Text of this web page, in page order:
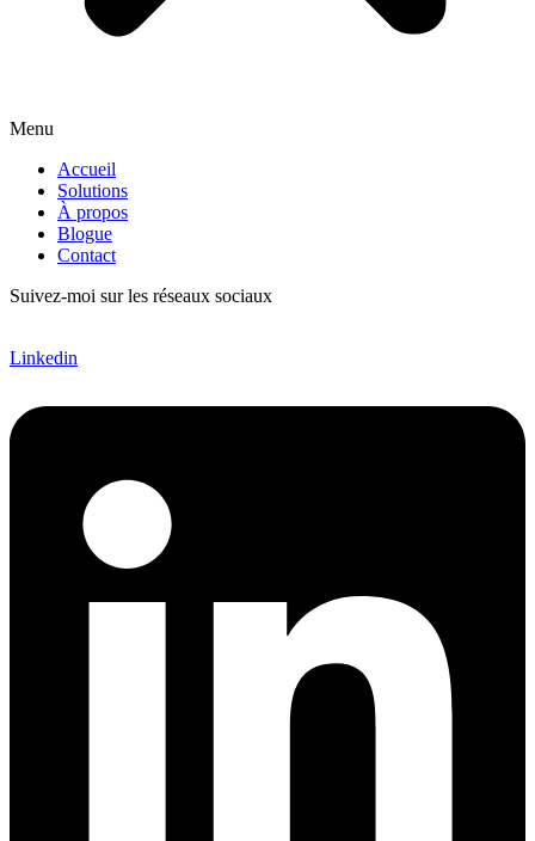
Menu
Accueil
Solutions
À propos
Blogue
Contact
Suivez-moi sur les réseaux sociaux
Linkedin